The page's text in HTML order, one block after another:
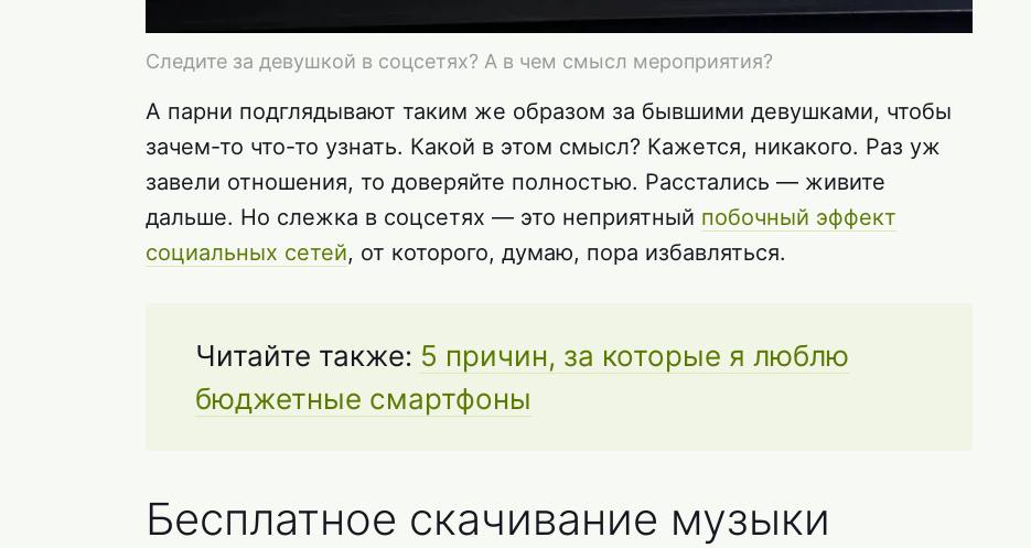
Следите за девушкой в соцсетях? А в чем смысл мероприятия?
А парни подглядывают таким же образом за бывшими девушками, чтобы
зачем-то что-то узнать. Какой в этом смысл? Кажется, никакого. Раз уж
завели отношения, то доверяйте полностью. Расстались — живите
дальше. Но слежка в соцсетях — это неприятный побочный эффект
социальных сетей, от которого, думаю, пора избавляться.
Читайте также: 5 причин, за которые я люблю
бюджетные смартфоны
Бесплатное скачивание музыки